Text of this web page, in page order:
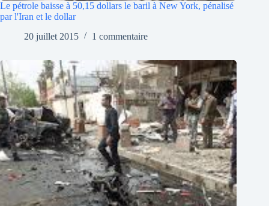
Le pétrole baisse à 50,15 dollars le baril à New York, pénalisé
par l'Iran et le dollar
20 juillet 2015
1 commentaire